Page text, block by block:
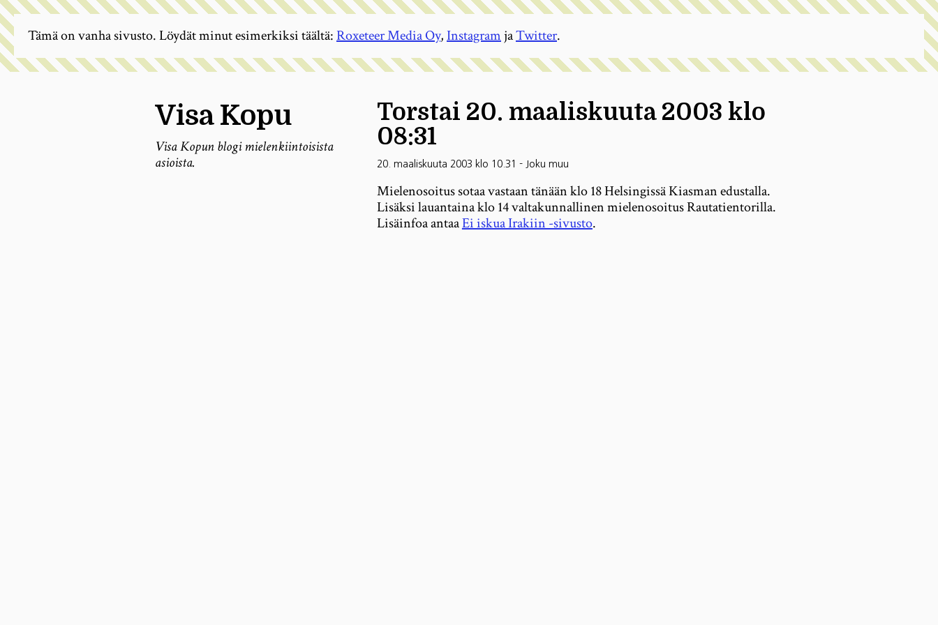
Visa Kopu
Visa Kopun blogi mielenkiintoisista
asioista.
Torstai 20. maaliskuuta 2003 klo
08:31
20. maaliskuuta 2003 klo 10.31 - Joku muu
Mielenosoitus sotaa vastaan tänään klo 18 Helsingissä Kiasman edustalla.
Lisäksi lauantaina klo 14 valtakunnallinen mielenosoitus Rautatientorilla.
Lisäinfoa antaaEi iskua Irakiin -sivusto.
Tämä on vanha sivusto. Löydät minut esimerkiksi täältä:Roxeteer Media Oy,InstagramjaTwitter.